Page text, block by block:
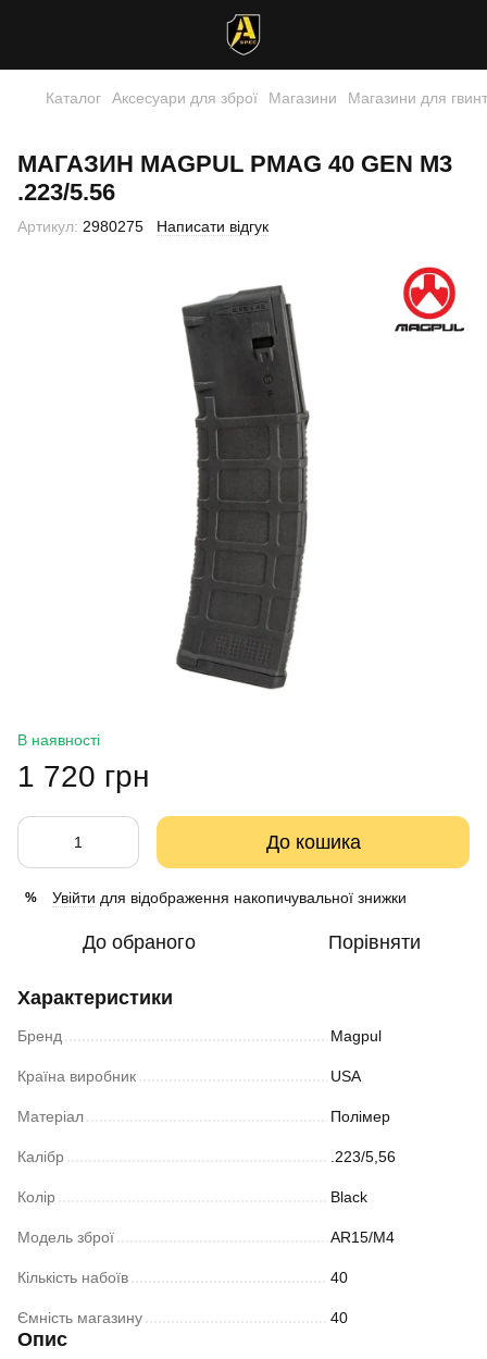
Каталог Аксесуари для зброї Магазини Магазини для
МАГАЗИН MAGPUL PMAG 40 GEN M3
.223/5.56
Артикул: 2980275 Написати відгук
В наявності
1 720 грн
До кошика
% Увійти для відображення накопичувальної знижки
До обраного Порівняти
Характеристики
Бренд Magpul
Країна виробник USA
Матеріал Полімер
Калібр .223/5,56
Колір Black
Модель зброї AR15/M4
Кількість набоїв 40
Ємність магазину 40
Опис